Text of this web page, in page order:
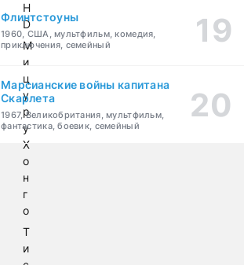
H
D
М
и
ц
у
р
у
Х
о
н
г
о
Т
и
Флинтстоуны
1960, США, мультфильм, комедия,
приключения, семейный
Марсианские войны капитана
Скарлета
1967, Великобритания, мультфильм,
фантастика, боевик, семейный